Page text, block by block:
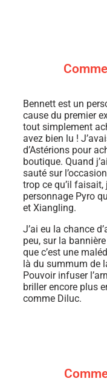
Bennett est un
cause du premier
tout simplement
avez bien lu !
d’Astérions pour
boutique. Quand
sauté sur
trop ce qu’il faisait,
personnage Pyro
et Xiangling.
J’ai eu la chance
peu, sur la
que c’est une
là du summum de
Pouvoir infuser
briller encore plus
comme Diluc.